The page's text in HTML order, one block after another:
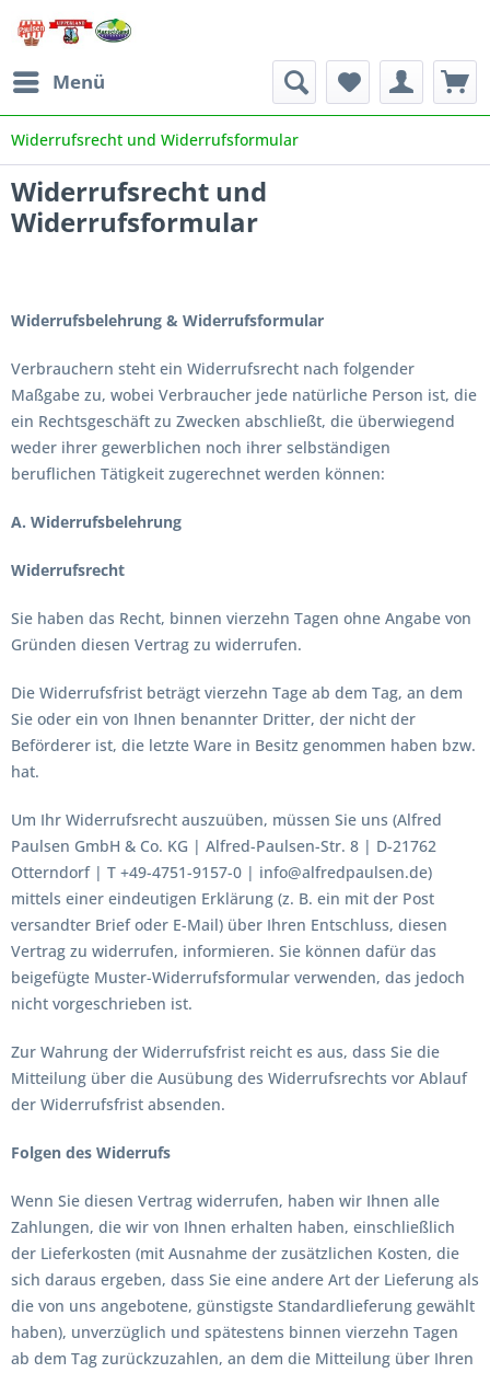
Menü
Widerrufsrecht und Widerrufsformular
Widerrufsrecht und
Widerrufsformular
Widerrufsbelehrung & Widerrufsformular
Verbrauchern steht ein Widerrufsrecht nach folgender
Maßgabe zu, wobei Verbraucher jede natürliche Person ist, die
ein Rechtsgeschäft zu Zwecken abschließt, die überwiegend
weder ihrer gewerblichen noch ihrer selbständigen
beruflichen Tätigkeit zugerechnet werden können:
A. Widerrufsbelehrung
Widerrufsrecht
Sie haben das Recht, binnen vierzehn Tagen ohne Angabe von
Gründen diesen Vertrag zu widerrufen.
Die Widerrufsfrist beträgt vierzehn Tage ab dem Tag, an dem
Sie oder ein von Ihnen benannter Dritter, der nicht der
Beförderer ist, die letzte Ware in Besitz genommen haben bzw.
hat.
Um Ihr Widerrufsrecht auszuüben, müssen Sie uns (Alfred
Paulsen GmbH & Co. KG | Alfred-Paulsen-Str. 8 | D-21762
Otterndorf | T +49-4751-9157-0 | info@alfredpaulsen.de)
mittels einer eindeutigen Erklärung (z. B. ein mit der Post
versandter Brief oder E-Mail) über Ihren Entschluss, diesen
Vertrag zu widerrufen, informieren. Sie können dafür das
beigefügte Muster-Widerrufsformular verwenden, das jedoch
nicht vorgeschrieben ist.
Zur Wahrung der Widerrufsfrist reicht es aus, dass Sie die
Mitteilung über die Ausübung des Widerrufsrechts vor Ablauf
der Widerrufsfrist absenden.
Folgen des Widerrufs
Wenn Sie diesen Vertrag widerrufen, haben wir Ihnen alle
Zahlungen, die wir von Ihnen erhalten haben, einschließlich
der Lieferkosten (mit Ausnahme der zusätzlichen Kosten, die
sich daraus ergeben, dass Sie eine andere Art der Lieferung als
die von uns angebotene, günstigste Standardlieferung gewählt
haben), unverzüglich und spätestens binnen vierzehn Tagen
ab dem Tag zurückzuzahlen, an dem die Mitteilung über Ihren